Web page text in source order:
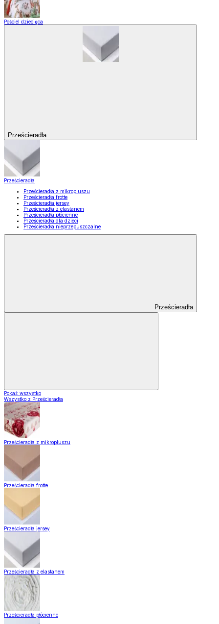
Pościel dziecięca
Prześcieradła
Prześcieradła
Prześcieradła z mikropluszu
Prześcieradła frotte
Prześcieradła jersey
Prześcieradła z elastanem
Prześcieradła płócienne
Prześcieradła dla dzieci
Prześcieradła nieprzepuszczalne
Prześcieradła
Pokaż wszystko
Wszystko z Prześcieradła
Prześcieradła z mikropluszu
Prześcieradła frotte
Prześcieradła jersey
Prześcieradła z elastanem
Prześcieradła płócienne